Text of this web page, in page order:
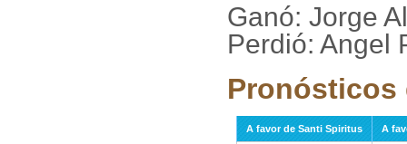
Ganó: Jorge
Perdió: Angel
Pronósticos
A favor de Santi Spiritus
A